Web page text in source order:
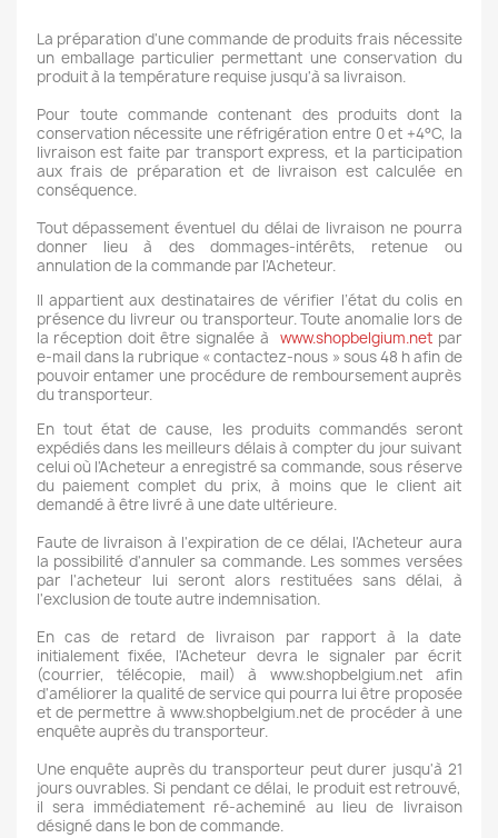
La préparation d'une commande de produits frais nécessite
un emballage particulier permettant une conservation du
produit à la température requise jusqu'à sa livraison.
Pour toute commande contenant des produits dont la
conservation nécessite une réfrigération entre 0 et +4°C, la
livraison est faite par transport express, et la participation
aux frais de préparation et de livraison est calculée en
conséquence.
Tout dépassement éventuel du délai de livraison ne pourra
donner lieu à des dommages-intérêts, retenue ou
annulation de la commande par l'Acheteur.
Il appartient aux destinataires de vérifier l’état du colis en
présence du livreur ou transporteur. Toute anomalie lors de
la réception doit être signalée à www.shopbelgium.netpar
e-mail dans la rubrique « contactez-nous » sous 48 h afin de
pouvoir entamer une procédure de remboursement auprès
du transporteur.
En tout état de cause, les produits commandés seront
expédiés dans les meilleurs délais à compter du jour suivant
celui où l'Acheteur a enregistré sa commande, sous réserve
du paiement complet du prix, à moins que le client ait
demandé à être livré à une date ultérieure.
Faute de livraison à l'expiration de ce délai, l'Acheteur aura
la possibilité d'annuler sa commande. Les sommes versées
par l'acheteur lui seront alors restituées sans délai, à
l'exclusion de toute autre indemnisation.
En cas de retard de livraison par rapport à la date
initialement fixée, l'Acheteur devra le signaler par écrit
(courrier, télécopie, mail) à www.shopbelgium.net afin
d'améliorer la qualité de service qui pourra lui être proposée
et de permettre à www.shopbelgium.net de procéder à une
enquête auprès du transporteur.
Une enquête auprès du transporteur peut durer jusqu'à 21
jours ouvrables. Si pendant ce délai, le produit est retrouvé,
il sera immédiatement ré-acheminé au lieu de livraison
désigné dans le bon de commande.